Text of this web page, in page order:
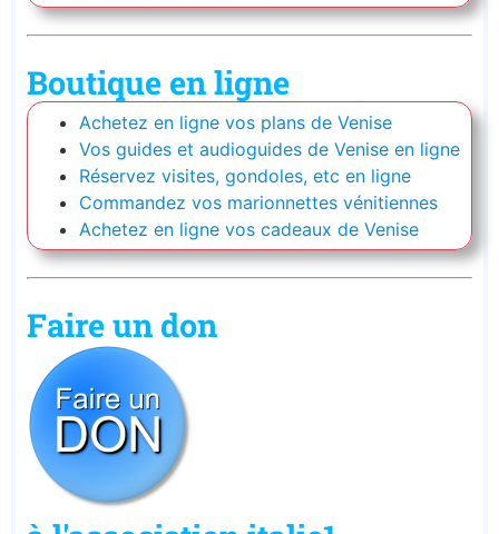
Boutique en ligne
Achetez en ligne vos plans de Venise
Vos guides et audioguides de Venise en ligne
Réservez visites, gondoles, etc en ligne
Commandez vos marionnettes vénitiennes
Achetez en ligne vos cadeaux de Venise
Faire un don